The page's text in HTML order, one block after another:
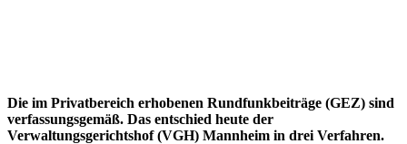
Die im Privatbereich erhobenen Rundfunkbeiträge (GEZ) sind
verfassungsgemäß. Das entschied heute der
Verwaltungsgerichtshof (VGH) Mannheim in drei Verfahren.